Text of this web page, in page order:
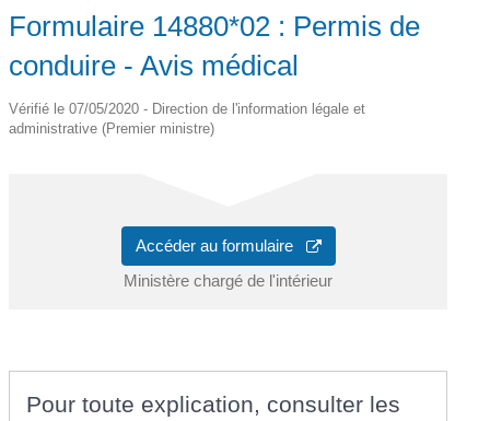
Formulaire 14880*02 : Permis de
conduire - Avis médical
Vérifié le 07/05/2020 - Direction de l'information légale et
administrative (Premier ministre)
Accéder au formulaire
Ministère chargé de l'intérieur
Pour toute explication, consulter les